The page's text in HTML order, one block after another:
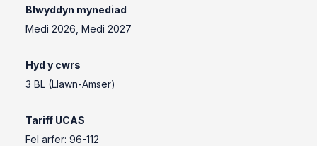
Blwyddyn mynediad
Medi 2026, Medi 2027
Hyd y cwrs
3 BL (Llawn-Amser)
Tariff UCAS
Fel arfer: 96-112